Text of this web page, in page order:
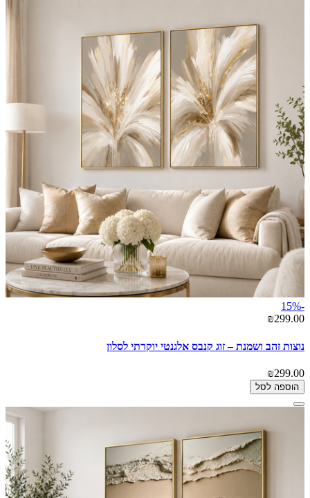
-15%
₪299.00
נוצות זהב ושמנת – זוג קנבס אלגנטי יוקרתי לסלון
₪299.00
הוספה לסל